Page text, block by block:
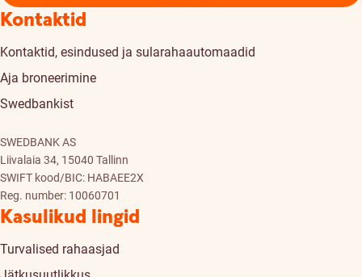
Kontaktid
Kontaktid, esindused ja sularahaautomaadid
Aja broneerimine
Swedbankist
SWEDBANK AS
Liivalaia 34, 15040 Tallinn
SWIFT kood/BIC: HABAEE2X
Reg. number: 10060701
Kasulikud lingid
Turvalised rahaasjad